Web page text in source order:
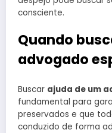
consciente.
Quando
advogado
Buscar ajuda de um
fundamental para
preservados e que
conduzido de forma